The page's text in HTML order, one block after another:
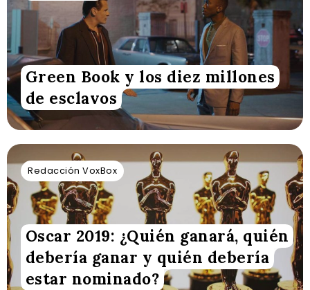
Green Book y los diez millones
de esclavos
Redacción VoxBox
Oscar 2019: ¿Quién ganará, quién
debería ganar y quién debería
estar nominado?